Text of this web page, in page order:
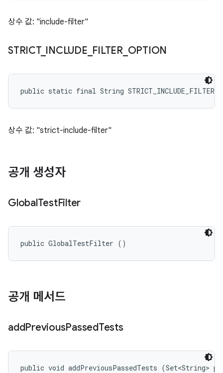
상수 값: "include-filter"
STRICT_ INCLUDE FILTER_ OPTION
public static final String
상수 값: "strict-include-filter"
공개 생성자
GlobalTestFilter
public GlobalTestFilter ()
공개 메서드
addPreviousPassedTests
public void addPreviousPassedTests (Set<String>